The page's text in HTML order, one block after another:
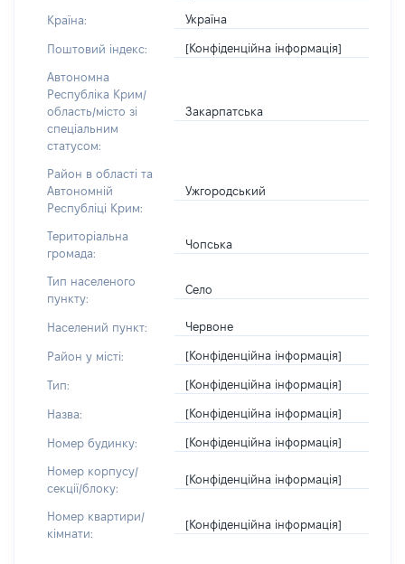
Країна: Україна
Поштовий індекс: [Конфіденційна інформація]
Автономна
Республіка Крим/
область/місто зі
спеціальним
статусом:
Закарпатська
Район в області та
Автономній
Республіці Крим:
Ужгородський
Територіальна
громада:
Чопська
Тип населеного
пункту:
Село
Населений пункт: Червоне
Район у місті: [Конфіденційна інформація]
Тип: [Конфіденційна інформація]
Назва: [Конфіденційна інформація]
Номер будинку: [Конфіденційна інформація]
Номер корпусу/
секції/блоку:
[Конфіденційна інформація]
Номер квартири/
кімнати:
[Конфіденційна інформація]